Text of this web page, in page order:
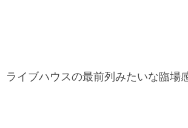
ライブハウスの最前列みたいな臨場感